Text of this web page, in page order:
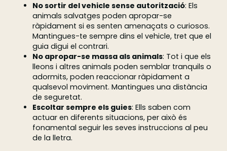
No sortir del vehicle sense autorització: Els
animals salvatges poden apropar-se
ràpidament si es senten amenaçats o curiosos.
Mantingues-te sempre dins el vehicle, tret que el
guia digui el contrari.
No apropar-se massa als animals: Tot i que els
lleons i altres animals poden semblar tranquils o
adormits, poden reaccionar ràpidament a
qualsevol moviment. Mantingues una distància
de seguretat.
Escoltar sempre els guies: Ells saben com
actuar en diferents situacions, per això és
fonamental seguir les seves instruccions al peu
de la lletra.